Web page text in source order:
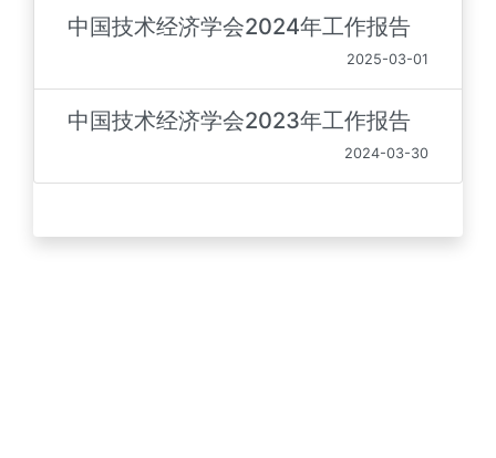
中国技术经济学会2024年工作报告
2025-03-01
中国技术经济学会2023年工作报告
2024-03-30